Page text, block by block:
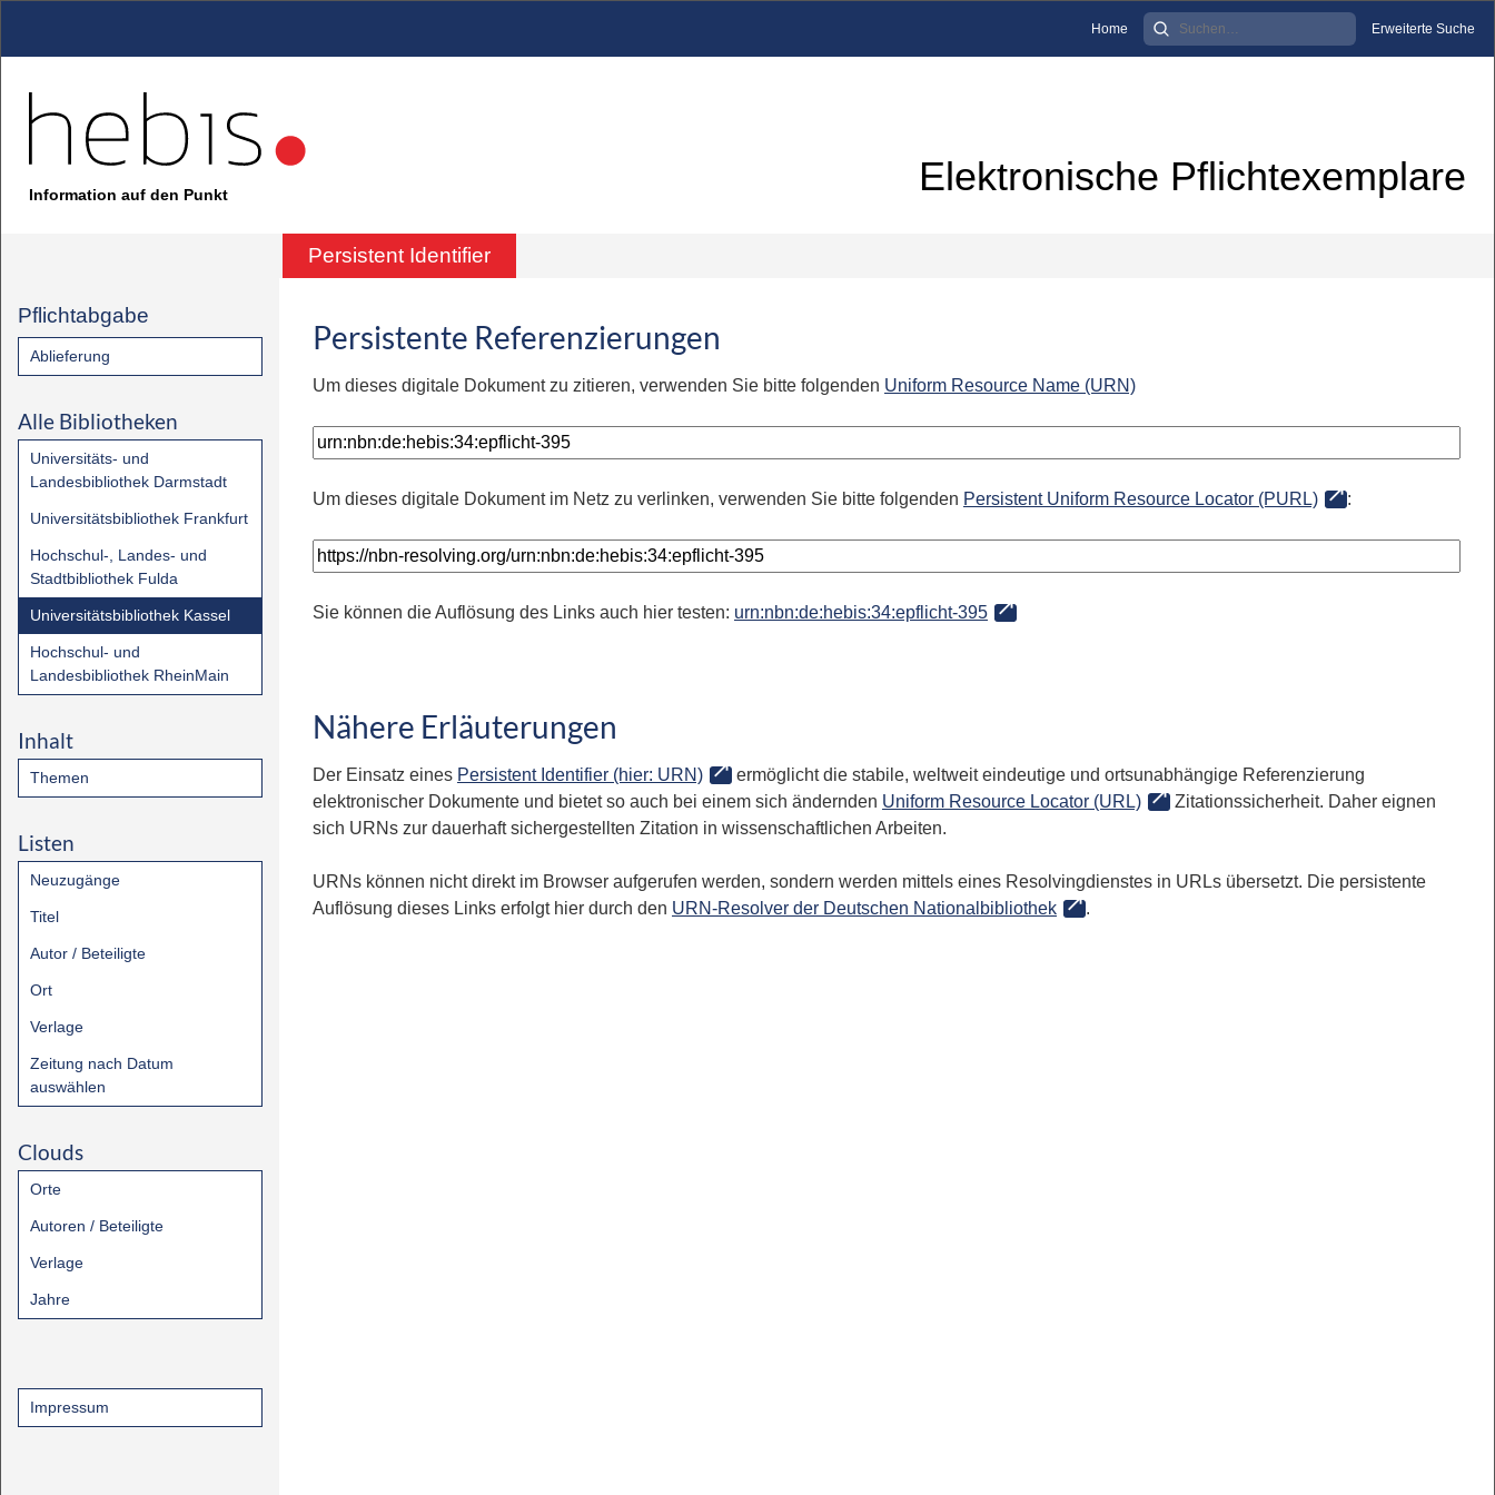
Home Erweiterte Suche
Information auf den Punkt Elektronische Pflichtexemplare
Persistent Identifier
Pflichtabgabe
Ablieferung
Alle Bibliotheken
Universitäts- und
Landesbibliothek Darmstadt
Universitätsbibliothek Frankfurt
Hochschul-, Landes- und
Stadtbibliothek Fulda
Universitätsbibliothek Kassel
Hochschul- und
Landesbibliothek RheinMain
Inhalt
Themen
Listen
Neuzugänge
Titel
Autor / Beteiligte
Ort
Verlage
Zeitung nach Datum
auswählen
Clouds
Orte
Autoren / Beteiligte
Verlage
Jahre
Impressum
Persistente Referenzierungen
Um dieses digitale Dokument zu zitieren, verwenden Sie bitte folgenden Uniform Resource Name (URN)
Um dieses digitale Dokument im Netz zu verlinken, verwenden Sie bitte folgenden Persistent Uniform Resource Locator (PURL) :
Sie können die Auflösung des Links auch hier testen: urn:nbn:de:hebis:34:epflicht-395
Nähere Erläuterungen
Der Einsatz eines Persistent Identifier (hier: URN)
ermöglicht die stabile, weltweit eindeutige und ortsunabhängige Referenzierung
elektronischer Dokumente und bietet so auch bei einem sich ändernden Uniform Resource Locator (URL)
Zitationssicherheit. Daher eignen
sich URNs zur dauerhaft sichergestellten Zitation in wissenschaftlichen Arbeiten.
URNs können nicht direkt im Browser aufgerufen werden, sondern werden mittels eines Resolvingdienstes in URLs übersetzt. Die persistente
Auflösung dieses Links erfolgt hier durch den URN-Resolver der Deutschen Nationalbibliothek .